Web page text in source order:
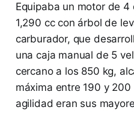
Equipaba un motor de 4
1,290 cc con árbol de
carburador, que
una caja manual de 5
cercano a los 850 kg,
máxima entre 190 y
agilidad eran sus